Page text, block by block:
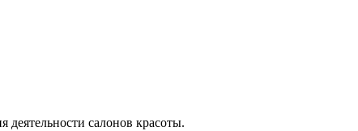
салонов красоты.